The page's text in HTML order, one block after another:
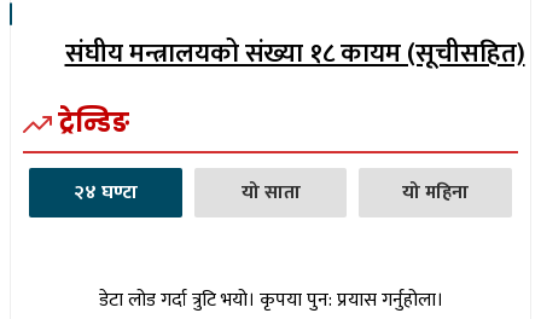
संघीय मन्त्रालयको संख्या १८ कायम (सूचीसहित)
ट्रेन्डिङ
२४ घण्टा यो साता यो महिना
डेटा लोड गर्दा त्रुटि भयो। कृपया पुन: प्रयास गर्नुहोला।